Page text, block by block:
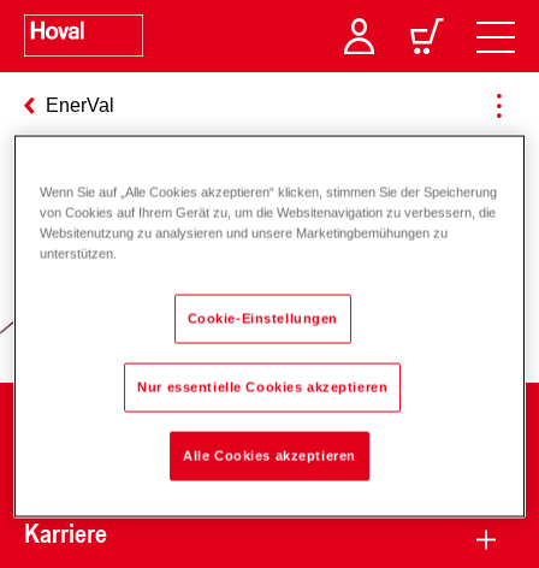
EnerVal
Verantwortung für Energie und
Karriere
Wenn Sie auf „Alle Cookies akzeptieren“ klicken, stimmen Sie der Speicherung
von Cookies auf Ihrem Gerät zu, um die Websitenavigation zu verbessern, die
Websitenutzung zu analysieren und unsere Marketingbemühungen zu
unterstützen.
Cookie-Einstellungen
Nur essentielle Cookies akzeptieren
Alle Cookies akzeptieren